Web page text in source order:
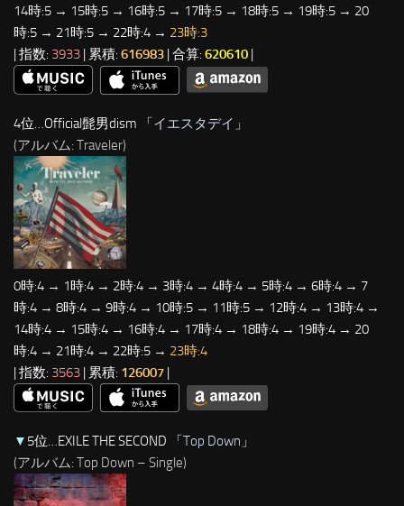
14時:5 → 15時:5 → 16時:5 → 17時:5 → 18時:5 → 19時:5 → 20
時:5 → 21時:5 → 22時:4 → 23時:3
| 指数: 3933 | 累積: 616983 | 合算: 620610
4位…Official髭男dism 「イエスタデイ 」
(アルバム: Traveler)
0時:4 → 1時:4 → 2時:4 → 3時:4 → 4時:4 → 5時:4 → 6時:4 → 7
時:4 → 8時:4 → 9時:4 → 10時:5 → 11時:5 → 12時:4 → 13時:4 →
14時:4 → 15時:4 → 16時:4 → 17時:4 → 18時:4 → 19時:4 → 20
時:4 → 21時:4 → 22時:5 → 23時:4
| 指数: 3563 | 累積: 126007 |
▼ 5位…EXILE THE SECOND 「Top Down 」
(アルバム: Top Down – Single)